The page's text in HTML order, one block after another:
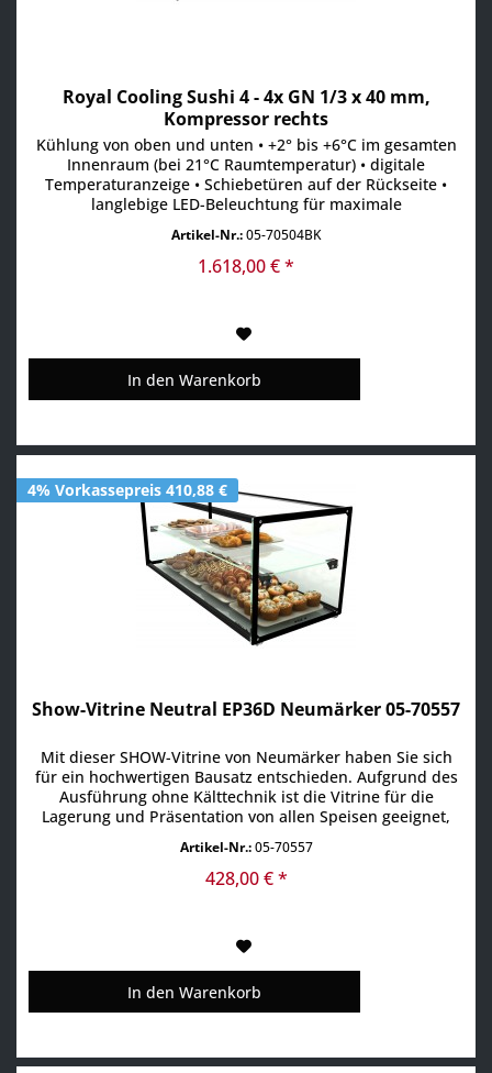
Royal Cooling Sushi 4 - 4x GN 1/3 x 40 mm,
Kompressor rechts
Kühlung von oben und unten • +2° bis +6°C im gesamten
Innenraum (bei 21°C Raumtemperatur) • digitale
Temperaturanzeige • Schiebetüren auf der Rückseite •
langlebige LED-Beleuchtung für maximale
Sichtbarkeit der Produkte • Scheiben aus gehärtetem Glas
• aufklappbare Frontscheibe • inkl. GN-Behälter
Artikel-Nr.:05-70504BK
1.618,00 € *
In den Warenkorb
4% Vorkassepreis 410,88 €
Show-Vitrine Neutral EP36D Neumärker 05-70557
Mit dieser SHOW-Vitrine von Neumärker haben Sie sich
für ein hochwertigen Bausatz entschieden. Aufgrund des
Ausführung ohne Kälttechnik ist die Vitrine für die
Lagerung und Präsentation von allen Speisen geeignet,
Speisenpräsentation direkt auf Ihren Tresenbereich vor
dem Kunden, so kann Ihr Gast sehten was Sie anbieten....
Artikel-Nr.:05-70557
428,00 € *
In den Warenkorb